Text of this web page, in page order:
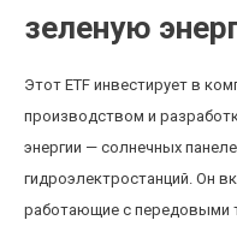
зеленую
Этот ETF инвестирует в
производством и
энергии — солнечных
гидроэлектростанций. Он
работающие с передовыми